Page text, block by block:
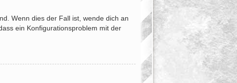
Wenn dies der Fall ist, wende dich an
ein Konfigurationsproblem mit der